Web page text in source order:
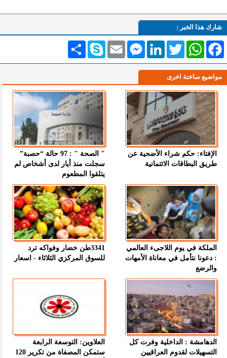
شارك هذا الخبر :
انشر Skype Email
MessengerLinkedInTwitterWhatsAppFacebook
مواضيع ساخنة اخرى
الإفتاء: حكم شراء الأضحية عن
طريق البطاقات الائتمانية
" الصحة " : 97 حالة “حصبة”
سجلت منذ أيار لدى أشخاص لم
يتلقوا المطعوم
الملكة في يوم اللاجىء العالمي
: دعونا نتأمل في معاناة الأمهات
والرضع
3341طن خضار وفواكه ترد
للسوق المركزي الثلاثاء - اسعار
الدهامشة : الداخلية وفرت كل
التسهيلات لقدوم العراقيين
العلاوين: التوسعة الرابعة
ستمكن المصفاة من تكرير 120